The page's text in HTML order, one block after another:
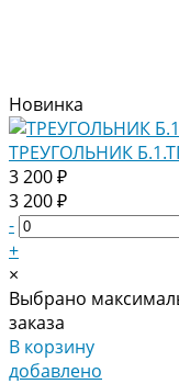
Новинка
ТРЕУГОЛЬНИК
3 200 ₽
3 200 ₽
-
+
×
Выбрано
заказа
В корзину
добавлено